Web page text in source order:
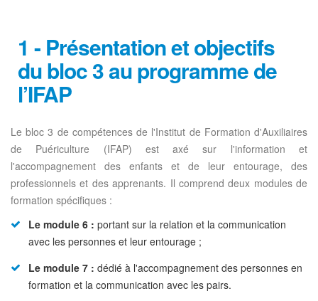
1 - Présentation et objectifs
du bloc 3 au programme de
l’IFAP
Le bloc 3 de compétences de l'Institut de Formation d'Auxiliaires
de Puériculture (IFAP) est axé sur l'information et
l'accompagnement des enfants et de leur entourage, des
professionnels et des apprenants. Il comprend deux modules de
formation spécifiques :
Le module 6 : portant sur la relation et la communication
avec les personnes et leur entourage ;
Le module 7 : dédié à l'accompagnement des personnes en
formation et la communication avec les pairs.